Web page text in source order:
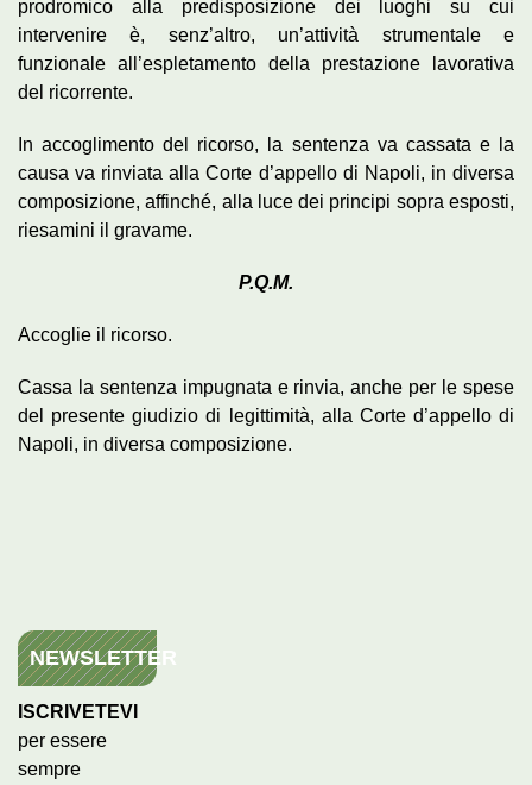
prodromico alla predisposizione dei luoghi su cui
intervenire è, senz’altro, un’attività strumentale e
funzionale all’espletamento della prestazione lavorativa
del ricorrente.
In accoglimento del ricorso, la sentenza va cassata e la
causa va rinviata alla Corte d’appello di Napoli, in diversa
composizione, affinché, alla luce dei principi sopra esposti,
riesamini il gravame.
P.Q.M.
Accoglie il ricorso.
Cassa la sentenza impugnata e rinvia, anche per le spese
del presente giudizio di legittimità, alla Corte d’appello di
Napoli, in diversa composizione.
NEWSLETTER
ISCRIVETEVI
per essere
sempre